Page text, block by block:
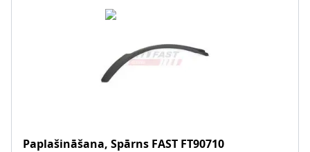
Paplašināšana, Spārns FAST FT90710